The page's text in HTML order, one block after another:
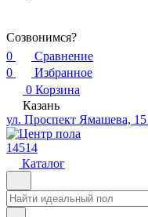
Созвонимся?
0
Сравнение
0
Избранное
0 Корзина
Казань
ул. Проспект Ямашева, 15
14514
Каталог